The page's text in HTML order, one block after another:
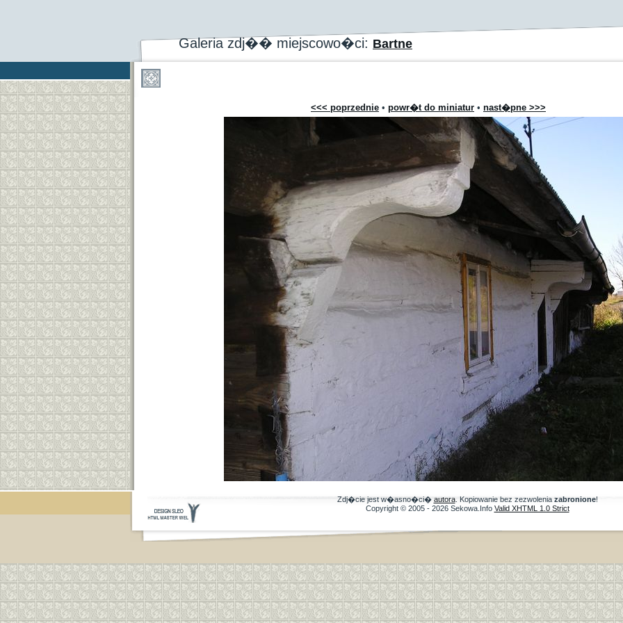
Galeria zdj�� miejscowo�ci: Bartne
<<< poprzednie • powr�t do miniatur • nast�pne >>>
Zdj�cie jest w�asno�ci� autora. Kopiowanie bez zezwolenia zabronione!
Copyright © 2005 - 2026 Sekowa.Info Valid XHTML 1.0 Strict